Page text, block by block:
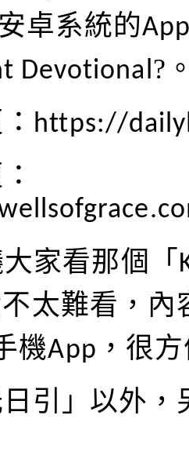
卓系統的
Devotional?
https://
家看那個 「
太難看，
機App ，很
引」以外